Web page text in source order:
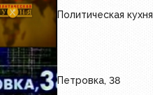
Политическая кухня
Петровка, 38